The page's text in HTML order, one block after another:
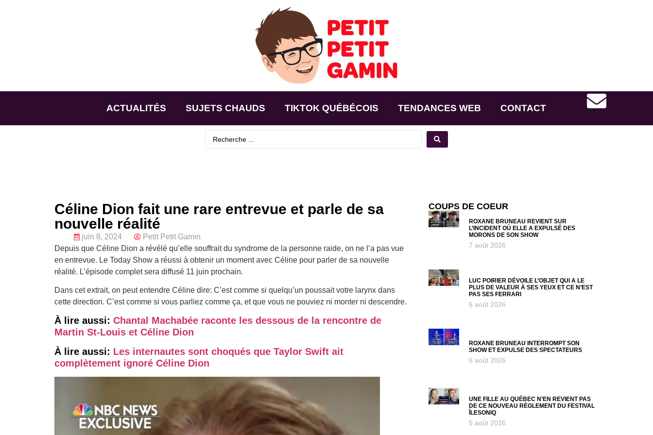
ACTUALITÉS SUJETS CHAUDS TIKTOK QUÉBÉCOIS TENDANCES WEB CONTACT
Céline Dion fait une rare entrevue et parle de sa
nouvelle réalité
juin 8, 2024
Petit Petit Gamin
Depuis que Céline Dion a révélé qu’elle souffrait du syndrome de la personne raide, on ne l’a pas vue
en entrevue. Le Today Show a réussi à obtenir un moment avec Céline pour parler de sa nouvelle
réalité. L’épisode complet sera diffusé 11 juin prochain.
Dans cet extrait, on peut entendre Céline dire: C’est comme si quelqu’un poussait votre larynx dans
cette direction. C’est comme si vous parliez comme ça, et que vous ne pouviez ni monter ni descendre.
À lire aussi: Chantal Machabée raconte les dessous de la rencontre de
Martin St-Louis et Céline Dion
À lire aussi: Les internautes sont choqués que Taylor Swift ait
complètement ignoré Céline Dion
COUPS DE COEUR
ROXANE BRUNEAU REVIENT SUR
L’INCIDENT OÙ ELLE A EXPULSÉ DES
MORONS DE SON SHOW
7 août 2026
LUC POIRIER DÉVOILE L’OBJET QUI A LE
PLUS DE VALEUR À SES YEUX ET CE N’EST
PAS SES FERRARI
6 août 2026
ROXANE BRUNEAU INTERROMPT SON
SHOW ET EXPULSE DES SPECTATEURS
6 août 2026
UNE FILLE AU QUÉBEC N’EN REVIENT PAS
DE CE NOUVEAU RÈGLEMENT DU FESTIVAL
ÎLESONIQ
5 août 2026